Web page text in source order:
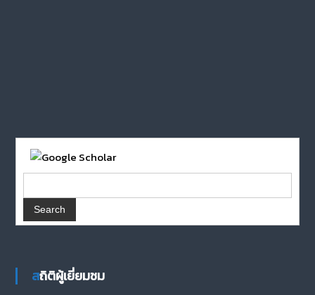
สถิติผู้เยี่ยมชม